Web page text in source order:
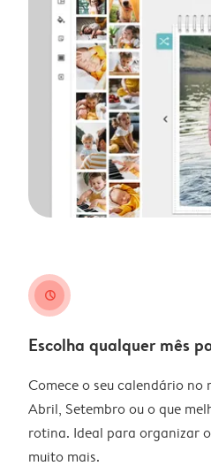
clock
Escolha qualquer mês
Comece o seu calendário no
Abril, Setembro ou o que
rotina. Ideal para organizar
muito mais.